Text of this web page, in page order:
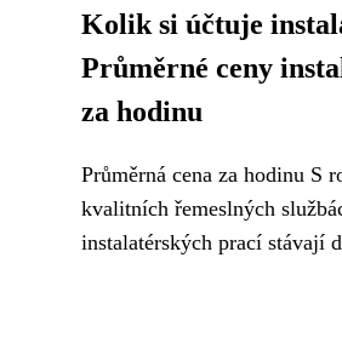
Kolik si účtuje
Průměrné ceny
za hodinu
Průměrná cena za hodinu S
kvalitních řemeslných
instalatérských prací stávají